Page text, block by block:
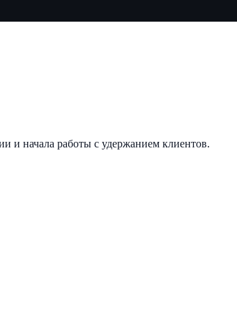
и начала работы с удержанием клиентов.